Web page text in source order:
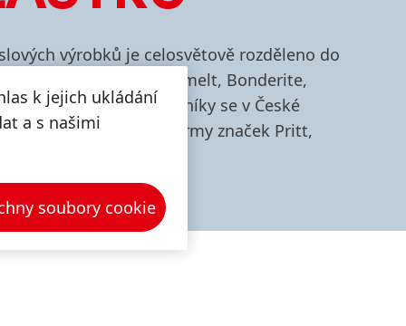
výrobků je celosvětově rozděleno do
- Loctite, Technomelt, Bonderite,
spotřebitele a řemeslníky se v České
na čtyři globální platformy značek Pritt,
k jejich ukládání
a s našimi
soubory cookie